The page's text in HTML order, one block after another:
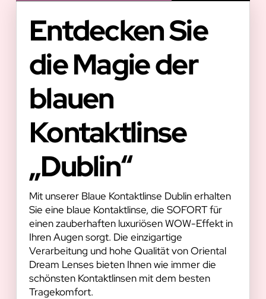
Entdecken Sie
die Magie der
blauen
Kontaktlinse
„Dublin“
Mit unserer Blaue Kontaktlinse Dublin erhalten
Sie eine blaue Kontaktlinse, die SOFORT für
einen zauberhaften luxuriösen WOW-Effekt in
Ihren Augen sorgt. Die einzigartige
Verarbeitung und hohe Qualität von Oriental
Dream Lenses bieten Ihnen wie immer die
schönsten Kontaktlinsen mit dem besten
Tragekomfort.